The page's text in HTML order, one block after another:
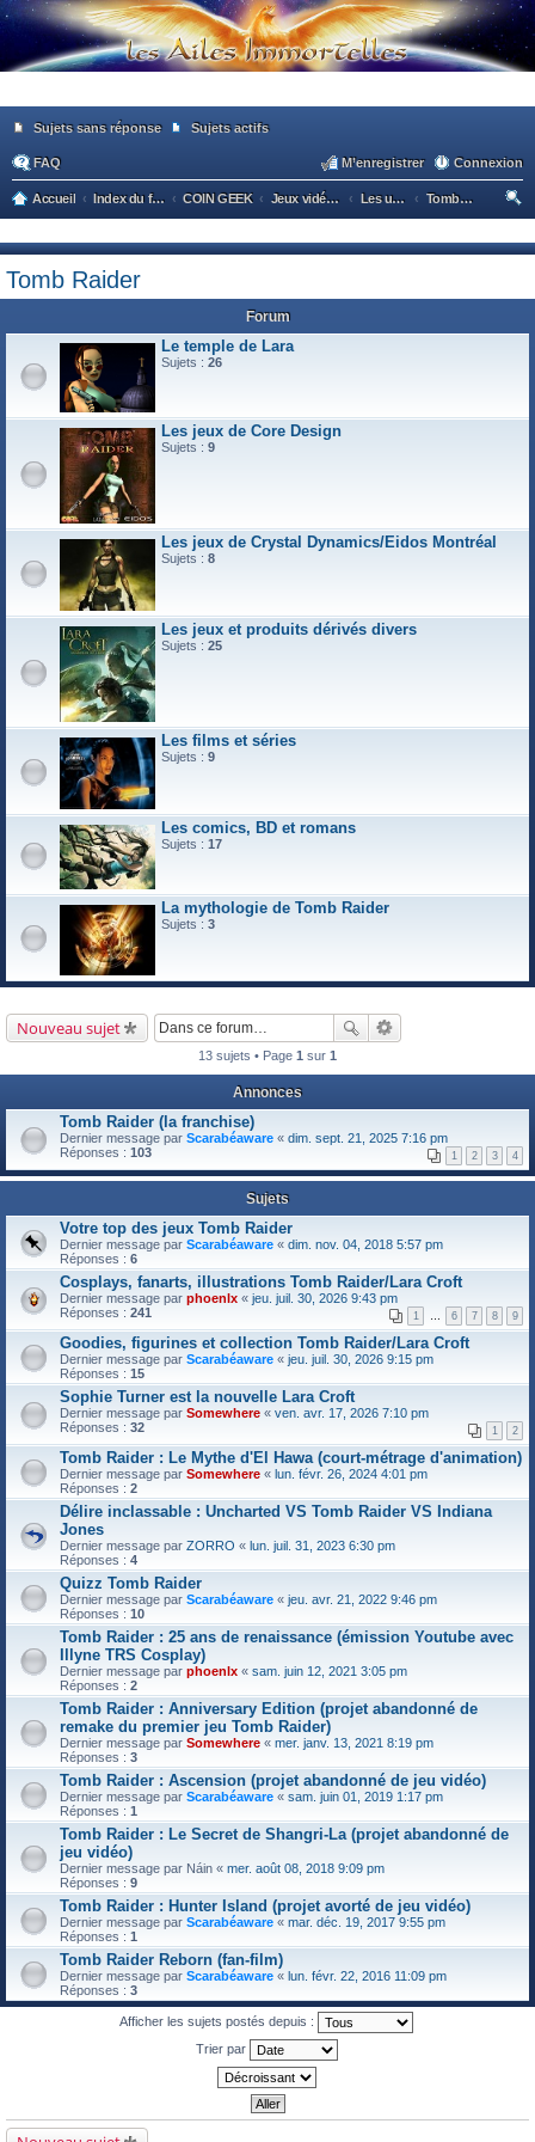
Sujets sans réponse Sujets actifs
FAQ Connexion
M’enregistrer
Accueil Index du forum COIN GEEK Jeux vidéo, jeux de plateau Les univers de jeux vidéos
Tomb Raider
he
Tomb Raider
Forum
Le temple de Lara
Sujets : 26
Les jeux de Core Design
Sujets : 9
Les jeux de Crystal Dynamics/Eidos Montréal
Sujets : 8
Les jeux et produits dérivés divers
Sujets : 25
Les films et séries
Sujets : 9
Les comics, BD et romans
Sujets : 17
La mythologie de Tomb Raider
Sujets : 3
Nouveau sujet
13 sujets • Page 1 sur 1
Annonces
Tomb Raider (la franchise)
Dernier message par Scarabéaware « dim. sept. 21, 2025 7:16 pm
Réponses : 103 1 2 3 4
Sujets
Votre top des jeux Tomb Raider
Dernier message par Scarabéaware « dim. nov. 04, 2018 5:57 pm
Réponses : 6
Cosplays, fanarts, illustrations Tomb Raider/Lara Croft
Dernier message par phoenlx « jeu. juil. 30, 2026 9:43 pm
Réponses : 241 1 … 6 7 8 9
Goodies, figurines et collection Tomb Raider/Lara Croft
Dernier message par Scarabéaware « jeu. juil. 30, 2026 9:15 pm
Réponses : 15
Sophie Turner est la nouvelle Lara Croft
Dernier message par Somewhere « ven. avr. 17, 2026 7:10 pm
Réponses : 32 1 2
Tomb Raider : Le Mythe d'El Hawa (court-métrage d'animation)
Dernier message par Somewhere « lun. févr. 26, 2024 4:01 pm
Réponses : 2
Délire inclassable : Uncharted VS Tomb Raider VS Indiana
Jones
Dernier message par ZORRO « lun. juil. 31, 2023 6:30 pm
Réponses : 4
Quizz Tomb Raider
Dernier message par Scarabéaware « jeu. avr. 21, 2022 9:46 pm
Réponses : 10
Tomb Raider : 25 ans de renaissance (émission Youtube avec
Illyne TRS Cosplay)
Dernier message par phoenlx « sam. juin 12, 2021 3:05 pm
Réponses : 2
Tomb Raider : Anniversary Edition (projet abandonné de
remake du premier jeu Tomb Raider)
Dernier message par Somewhere « mer. janv. 13, 2021 8:19 pm
Réponses : 3
Tomb Raider : Ascension (projet abandonné de jeu vidéo)
Dernier message par Scarabéaware « sam. juin 01, 2019 1:17 pm
Réponses : 1
Tomb Raider : Le Secret de Shangri-La (projet abandonné de
jeu vidéo)
Dernier message par Náin « mer. août 08, 2018 9:09 pm
Réponses : 9
Tomb Raider : Hunter Island (projet avorté de jeu vidéo)
Dernier message par Scarabéaware « mar. déc. 19, 2017 9:55 pm
Réponses : 1
Tomb Raider Reborn (fan-film)
Dernier message par Scarabéaware « lun. févr. 22, 2016 11:09 pm
Réponses : 3
Afficher les sujets postés depuis :
Trier par